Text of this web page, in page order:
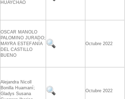
HUAYCHAO
OSCAR MANOLO
PALOMINO JURADO;
MAYRA ESTEFANÍA
DEL CASTILLO
BUENO
Octubre 2022
Alejandra Nicoll
Bonilla Huamaní;
Gladys Susana
Octubre 2022